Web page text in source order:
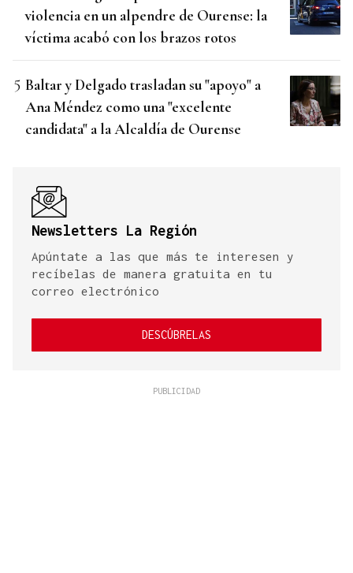
violencia en un alpendre de Ourense: la
víctima acabó con los brazos rotos
Baltar y Delgado trasladan su "apoyo" a
Ana Méndez como una "excelente
candidata" a la Alcaldía de Ourense
Newsletters La Región
Apúntate a las que más te interesen y
recíbelas de manera gratuita en tu
correo electrónico
DESCÚBRELAS